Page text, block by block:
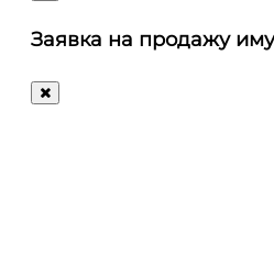
letters@autosale.ru
Ответим
Заявка на продажу